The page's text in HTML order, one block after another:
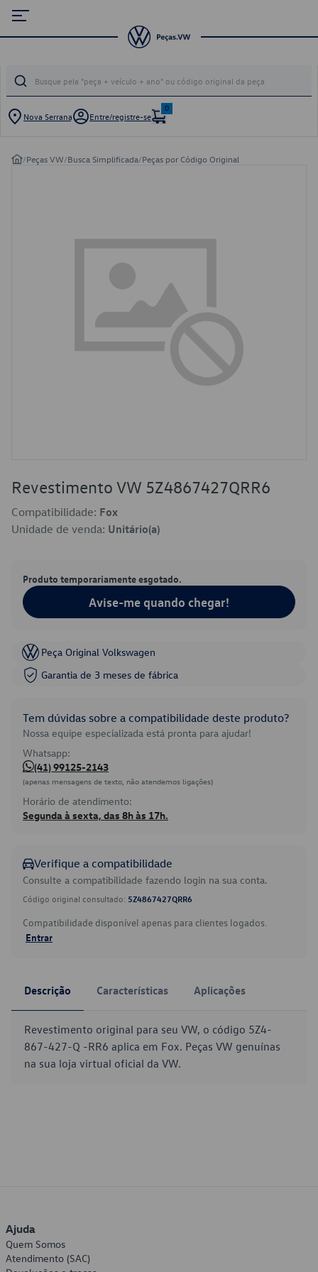
Nova Serrana Entre/registre-se
0
/Peças VW/Busca Simplificada/Peças por Código Original
Revestimento VW 5Z4867427QRR6
Compatibilidade: Fox
Unidade de venda: Unitário(a)
Produto temporariamente esgotado.
Avise-me quando chegar!
Peça Original Volkswagen
Garantia de 3 meses de fábrica
Tem dúvidas sobre a compatibilidade deste produto?
Nossa equipe especializada está pronta para ajudar!
Whatsapp:
(41) 99125-2143
(apenas mensagens de texto, não atendemos ligações)
Horário de atendimento:
Segunda à sexta, das 8h às 17h.
Verifique a compatibilidade
Consulte a compatibilidade fazendo login na sua conta.
Código original consultado: 5Z4867427QRR6
Compatibilidade disponível apenas para clientes logados.
Entrar
Descrição Características Aplicações
Revestimento original para seu VW, o código 5Z4-
867-427-Q -RR6 aplica em Fox. Peças VW genuínas
na sua loja virtual oficial da VW.
Ajuda
Quem Somos
Atendimento (SAC)